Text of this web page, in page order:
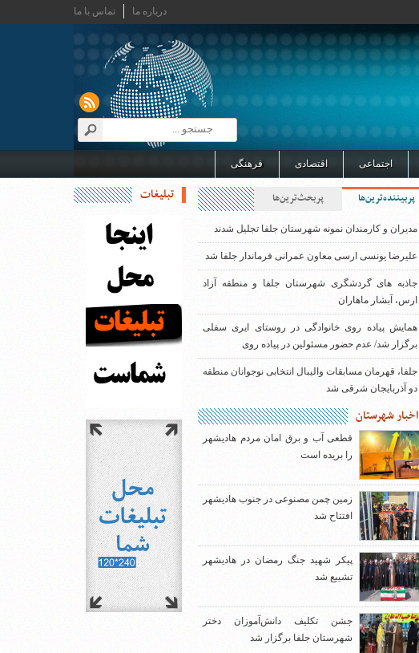
تماس با ما درباره ما
اجتماعی اقتصادی فرهنگی
تبلیغات پربیننده‌ترین‌ها پربحث‌ترین‌ها
مدیران و کارمندان نمونه شهرستان جلفا تجلیل شدند
علیرضا یونسی ارسی معاون عمرانی فرماندار جلفا شد
جاذبه های گردشگری شهرستان جلفا و منطقه آزاد
ارس، آبشار ماهاران
همایش پیاده روی خانوادگی در روستای ایری سفلی
برگزار شد/ عدم حضور مسئولین در پیاده روی
جلفا، قهرمان مسابقات والیبال انتخابی نوجوانان منطقه
دو آذربایجان شرقی شد
اخبار شهرستان
قطعی آب و برق امان مردم هادیشهر
را بریده است
زمین چمن مصنوعی در جنوب هادیشهر
افتتاح شد
پیکر شهید جنگ رمضان در هادیشهر
تشییع شد
جشن تکلیف دانش‌آموزان دختر
شهرستان جلفا برگزار شد